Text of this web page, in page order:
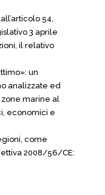
54,
3 aprile
il relativo
un
analizzate ed
marine al
economici e
come
2008/56/CE: